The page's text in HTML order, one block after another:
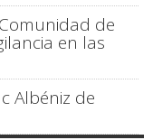
de
en las
Albéniz de